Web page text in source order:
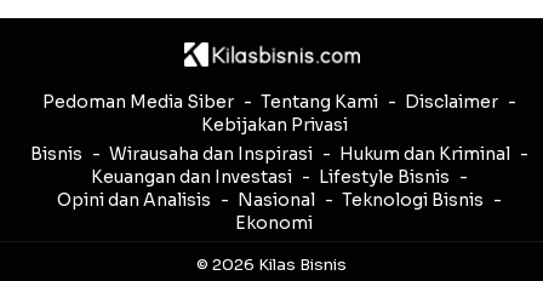
Pedoman Media Siber Tentang Kami
Disclaimer
Kebijakan Privasi
Bisnis
Wirausaha dan Inspirasi
Hukum dan Kriminal
Keuangan dan Investasi
Lifestyle Bisnis
Opini dan Analisis
Nasional
Teknologi Bisnis
Ekonomi
© 2026 Kilas Bisnis